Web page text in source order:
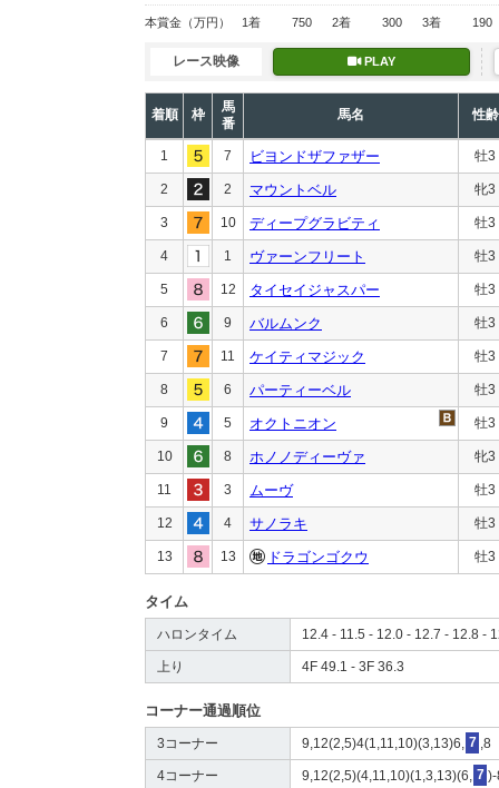
本賞金 （万円） 1着 750 2着 300 3着 190
レース映像 PLAY
着順 枠
馬
番
馬名 性齢
1 7 ビヨンドザファザー 牡3
2 2 マウントベル 牝3
3 10 ディープグラビティ 牡3
4 1 ヴァーンフリート 牡3
5 12 タイセイジャスパー 牡3
6 9 バルムンク 牡3
7 11 ケイティマジック 牡3
8 6 パーティーベル 牡3
9 5 オクトニオン 牡3
10 8 ホノノディーヴァ 牝3
11 3 ムーヴ 牡3
12 4 サノラキ 牡3
13 13 ドラゴンゴクウ 牡3
タイム
ハロンタイム 12.4 - 11.5 - 12.0 - 12.7 - 12.8 -
上り 4F 49.1 - 3F 36.3
コーナー通過順位
3コーナー 9,12(2,5)4(1,11,10)(3,13)6, 7 ,8
4コーナー 9,12(2,5)(4,11,10)(1,3,13)(6, 7